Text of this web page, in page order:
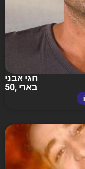
חגי אבני
50 , בארי